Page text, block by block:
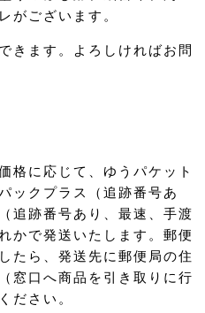
がございます。
きます。よろしければお問
格に応じて、ゆうパケット
ックプラス（追跡番号あ
追跡番号あり、最速、手渡
かで発送いたします。郵便
たら、発送先に郵便局の住
窓口へ商品を引き取りに行
ださい。